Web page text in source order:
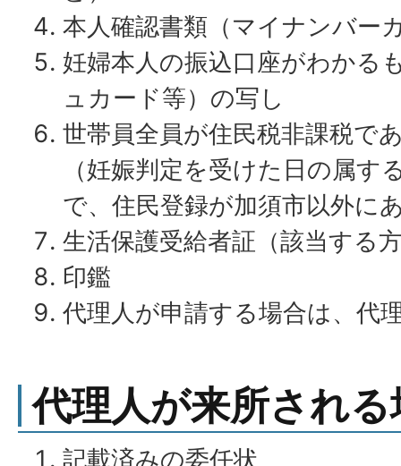
本人確認書類（マイナンバー
妊婦本人の振込口座がわかる
ュカード等）の写し
世帯員全員が住民税非課税で
（妊娠判定を受けた日の属す
で、住民登録が加須市以外に
生活保護受給者証（該当する
印鑑
代理人が申請する場合は、代
代理人が来所される
記載済みの委任状